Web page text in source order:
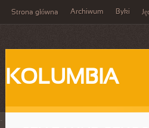
Strona główna Archiwum Byki
KOLUMBIA